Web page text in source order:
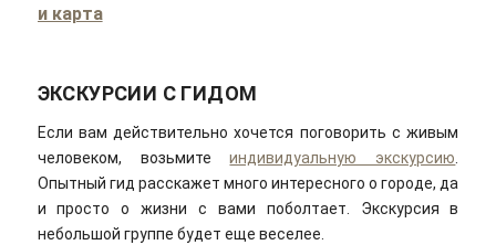
и карта
ЭКСКУРСИИ С ГИДОМ
Если вам действительно хочется поговорить с живым
человеком, возьмитеиндивидуальную экскурсию
Опытный гид расскажет много интересного о городе, да
и просто о жизни с вами поболтает. Экскурсия в
небольшой группе будет еще веселее.